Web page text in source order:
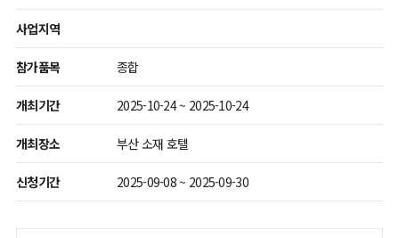
사업지역
참가품목 종합
개최기간 2025-10-24 ~ 2025-10-24
개최장소 부산 소재 호텔
신청기간 2025-09-08 ~ 2025-09-30